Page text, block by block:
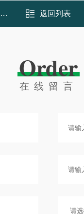
返回列表
Order
在线留言